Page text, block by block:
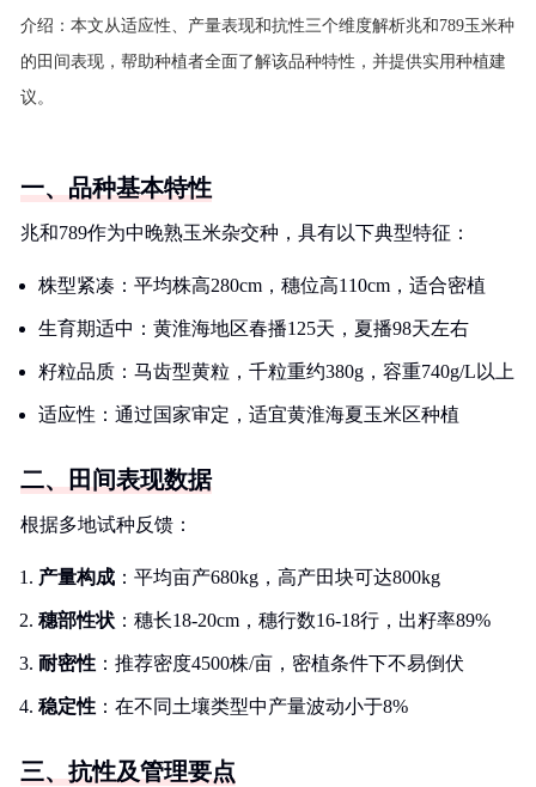
介绍： 本文从适应性、产量表现和抗性三个维度解析兆和789玉米种
的田间表现，帮助种植者全面了解该品种特性，并提供实用种植建
议。
一、品种基本特性
兆和789作为中晚熟玉米杂交种，具有以下典型特征：
株型紧凑：平均株高280cm，穗位高110cm，适合密植
生育期适中：黄淮海地区春播125天，夏播98天左右
籽粒品质：马齿型黄粒，千粒重约380g，容重740g/L以上
适应性：通过国家审定，适宜黄淮海夏玉米区种植
二、田间表现数据
根据多地试种反馈：
产量构成 ：平均亩产680kg，高产田块可达800kg
穗部性状 ：穗长18-20cm，穗行数16-18行，出籽率89%
耐密性 ：推荐密度4500株/亩，密植条件下不易倒伏
稳定性 ：在不同土壤类型中产量波动小于8%
三、抗性及管理要点